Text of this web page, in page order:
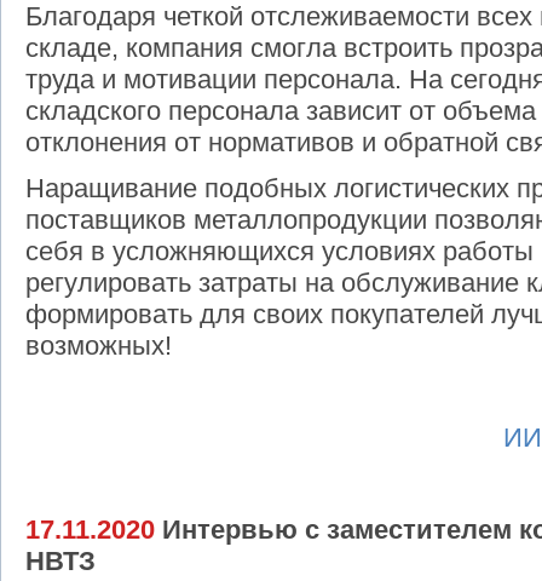
Благодаря четкой отслеживаемости
складе, компания смогла встроить
труда и мотивации персонала. На
складского персонала зависит от
отклонения от нормативов и обратной
Наращивание подобных логистических
поставщиков металлопродукции
себя в усложняющихся условиях работы
регулировать затраты на обслуживание
формировать для своих покупателей
возможных!
17.11.2020 Интервью с заместителем
НВТЗ